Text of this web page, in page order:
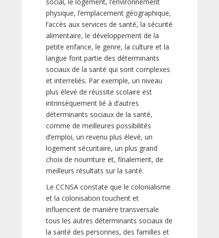
physique, l’emplacement géographique,
l’accès aux services de santé, la sécurité
alimentaire, le développement de la
petite enfance, le genre, la culture et la
langue font partie des déterminants
sociaux de la santé qui sont complexes
et interreliés. Par exemple, un niveau
plus élevé de réussite scolaire est
intrinsèquement lié à d’autres
déterminants sociaux de la santé,
comme de meilleures possibilités
d’emploi, un revenu plus élevé, un
logement sécuritaire, un plus grand
choix de nourriture et, finalement, de
meilleurs résultats sur la santé.
Le CCNSA constate que le colonialisme
et la colonisation touchent et
influencent de manière transversale
tous les autres déterminants sociaux de
la santé des personnes, des familles et